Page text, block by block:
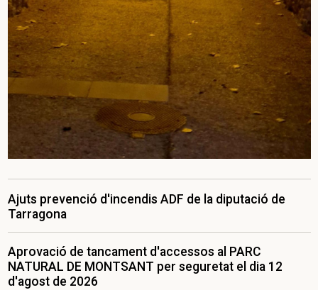
Ajuts prevenció d'incendis ADF de la diputació de
Tarragona
Aprovació de tancament d'accessos al PARC
NATURAL DE MONTSANT per seguretat el dia 12
d'agost de 2026